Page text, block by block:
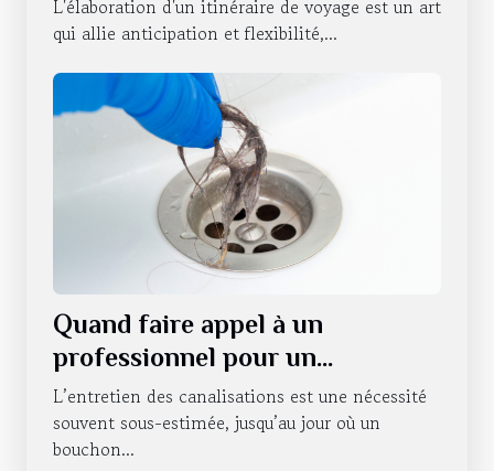
L'élaboration d'un itinéraire de voyage est un art
qui allie anticipation et flexibilité,...
Quand faire appel à un
professionnel pour un
débouchage de canalisations à
Strasbourg ?
L’entretien des canalisations est une nécessité
souvent sous-estimée, jusqu’au jour où un
bouchon...